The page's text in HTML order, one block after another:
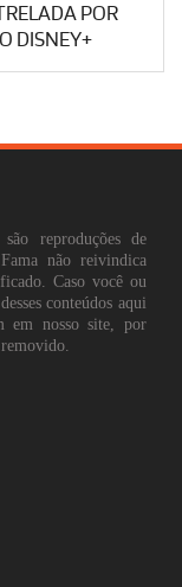
POR
DISNEY+
reproduções de
não reivindica
Caso você ou
conteúdos aqui
em nosso site, por